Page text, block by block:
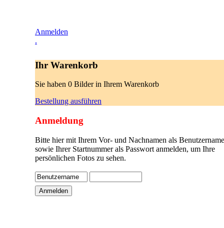
Anmelden
.
Ihr Warenkorb
Sie haben 0 Bilder in Ihrem Warenkorb
Bestellung ausführen
Anmeldung
Bitte hier mit Ihrem Vor- und Nachnamen als
sowie Ihrer Startnummer als Passwort anmelden, um Ihre
persönlichen Fotos zu sehen.